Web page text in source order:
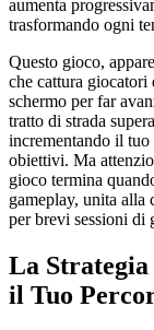
aumenta
trasformando ogni
Questo gioco,
che cattura
schermo per far
tratto di strada
incrementando il
obiettivi. Ma
gioco termina
gameplay, unita alla
per brevi sessioni di
La
il Tuo